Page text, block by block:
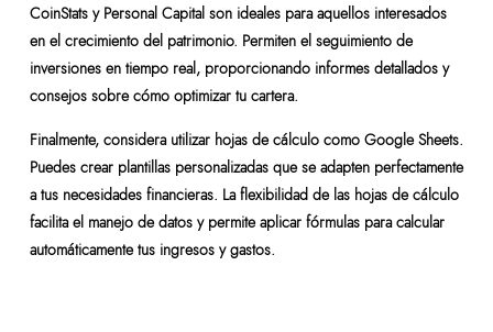
CoinStats y Personal Capital son ideales para aquellos interesados
en el crecimiento del patrimonio. Permiten el seguimiento de
inversiones en tiempo real, proporcionando informes detallados y
consejos sobre cómo optimizar tu cartera.
Finalmente, considera utilizar hojas de cálculo como Google Sheets.
Puedes crear plantillas personalizadas que se adapten perfectamente
a tus necesidades financieras. La flexibilidad de las hojas de cálculo
facilita el manejo de datos y permite aplicar fórmulas para calcular
automáticamente tus ingresos y gastos.